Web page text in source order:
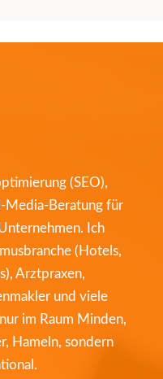
(SEO),
Media-Beratung für
Ich
(Hotels,
Arztpraxen,
und viele
im Raum Minden,
Hameln, sondern